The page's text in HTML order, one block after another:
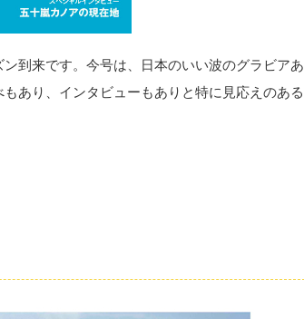
到来です。今号は、日本のいい波のグラビアあ
あり、インタビューもありと特に見応えのある